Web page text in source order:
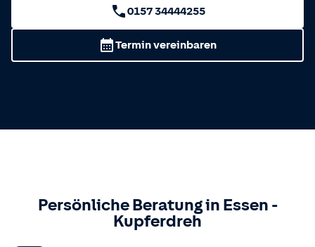
0157 34444255
Termin vereinbaren
Persönliche Beratung in Essen -
Kupferdreh